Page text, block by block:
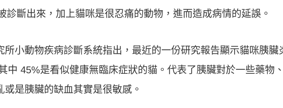
診斷出來，加上貓咪是很忍痛的動物，進而造成病情的延誤。
所小動物疾病診斷系統指出，最近的一份研究報告顯示貓咪胰臟
中 45%是看似健康無臨床症狀的貓。代表了胰臟對於一些藥物
或是胰臟的缺血其實是很敏感。